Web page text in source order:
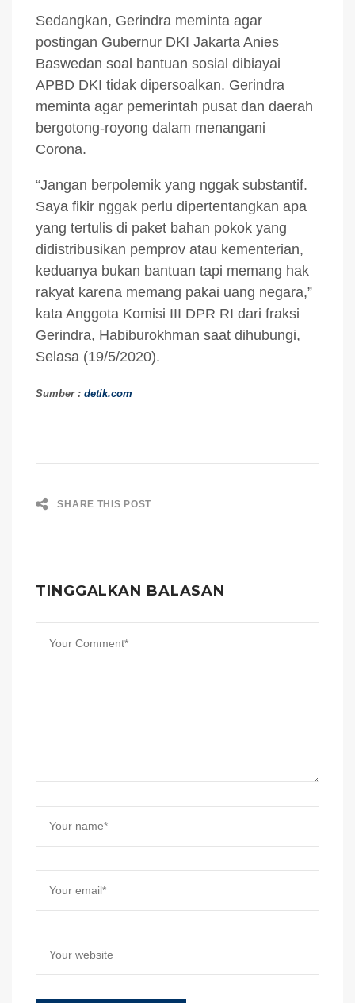
Sedangkan, Gerindra meminta agar
postingan Gubernur DKI Jakarta Anies
Baswedan soal bantuan sosial dibiayai
APBD DKI tidak dipersoalkan. Gerindra
meminta agar pemerintah pusat dan daerah
bergotong-royong dalam menangani
Corona.
“Jangan berpolemik yang nggak substantif.
Saya fikir nggak perlu dipertentangkan apa
yang tertulis di paket bahan pokok yang
didistribusikan pemprov atau kementerian,
keduanya bukan bantuan tapi memang hak
rakyat karena memang pakai uang negara,”
kata Anggota Komisi III DPR RI dari fraksi
Gerindra, Habiburokhman saat dihubungi,
Selasa (19/5/2020).
Sumber : detik.com
SHARE THIS POST
TINGGALKAN BALASAN